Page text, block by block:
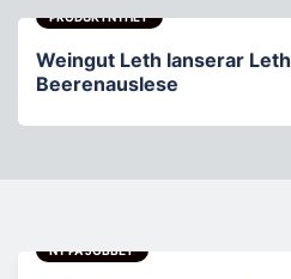
PRODUKTNYHET
Weingut Leth lanserar Leth
Beerenauslese
NY PÅ JOBBET